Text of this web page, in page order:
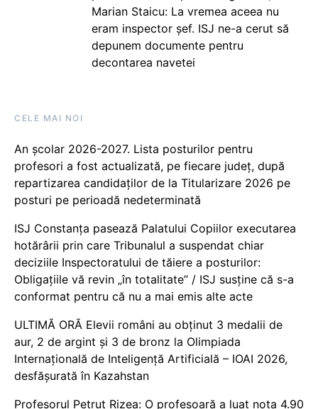
Marian Staicu: La vremea aceea nu
eram inspector șef. ISJ ne-a cerut să
depunem documente pentru
decontarea navetei
CELE MAI NOI
An școlar 2026-2027. Lista posturilor pentru
profesori a fost actualizată, pe fiecare județ, după
repartizarea candidaților de la Titularizare 2026 pe
posturi pe perioadă nedeterminată
ISJ Constanța pasează Palatului Copiilor executarea
hotărârii prin care Tribunalul a suspendat chiar
deciziile Inspectoratului de tăiere a posturilor:
Obligațiile vă revin „în totalitate” / ISJ susține că s-a
conformat pentru că nu a mai emis alte acte
ULTIMĂ ORĂ Elevii români au obținut 3 medalii de
aur, 2 de argint și 3 de bronz la Olimpiada
Internațională de Inteligență Artificială – IOAI 2026,
desfășurată în Kazahstan
Profesorul Petruț Rizea: O profesoară a luat nota 4.90